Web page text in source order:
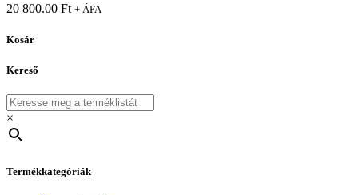
20 800.00 Ft + ÁFA
Kosár
Kereső
×
Termékkategóriák